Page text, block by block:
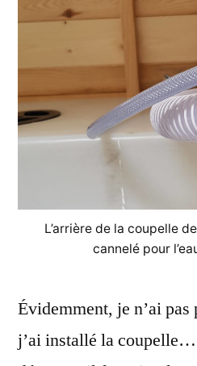
L’arrière de la coupelle
cannelé pour
Évidemment, je n’ai
j’ai installé la